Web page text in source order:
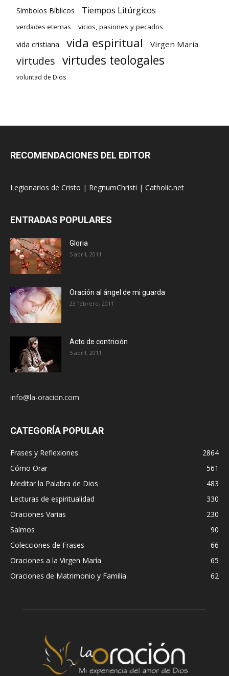
Símbolos Bíblicos Tiempos Litúrgicos
verdades eternas vicios, pasiones y pecados
vida cristiana vida espiritual Virgen María
virtudes virtudes teologales
voluntad de Dios
RECOMENDACIONES DEL EDITOR
Legionarios de Cristo | RegnumChristi | Catholic.net
ENTRADAS POPULARES
Gloria
5 abril, 2011
Oración al ángel de mi guarda
23 febrero, 2011
Acto de contrición
5 abril, 2011
info@la-oracion.com
CATEGORÍA POPULAR
Frases y Reflexiones
2864
Cómo Orar
561
Meditar la Palabra de Dios
483
Lecturas de espiritualidad
330
Oraciones Varias
230
Salmos
90
Colecciones de Frases
66
Oraciones a la Virgen María
65
Oraciones de Matrimonio y Familia
62